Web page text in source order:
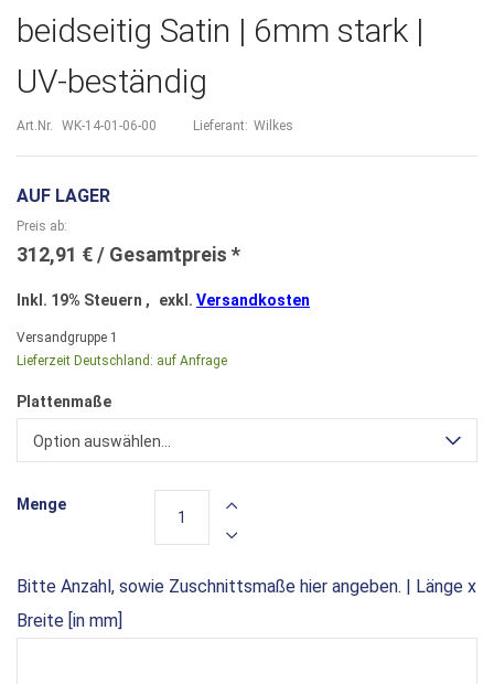
beidseitig Satin | 6mm stark |
UV-beständig
Art.Nr. WK-14-01-06-00 Lieferant: Wilkes
AUF LAGER
Preis ab
312,91 €
Inkl. 19% Steuern , exkl. Versandkosten
Versandgruppe 1
Lieferzeit Deutschland: auf Anfrage
Plattenmaße
Option auswählen...
Bitte Anzahl, sowie Zuschnittsmaße hier angeben. | Länge x
Breite [in mm]
Menge